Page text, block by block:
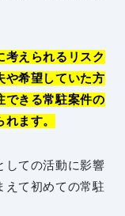
えられるリスク
や希望していた方
できる常駐案件の
ます。
しての活動に影響
えて初めての常駐